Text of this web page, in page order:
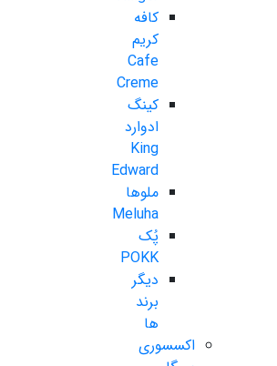
کافه
کریم
Cafe
Creme
کینگ
ادوارد
King
Edward
ملوها
Meluha
پُک
POKK
دیگر
برند
ها
اکسسوری